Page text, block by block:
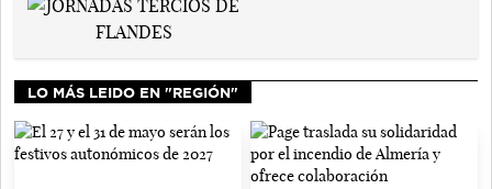
LO MÁS LEIDO EN "REGIÓN"